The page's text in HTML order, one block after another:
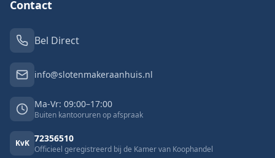
Contact
Bel Direct
info@slotenmakeraanhuis.nl
Ma-Vr: 09:00–17:00
Buiten kantooruren op afspraak
KvK 72356510
Officieel geregistreerd bij de Kamer van Koophandel